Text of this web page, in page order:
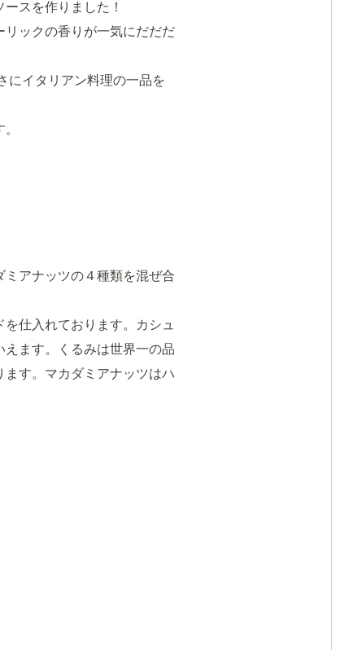
スを作りました！
ックの香りが一気にだだだ
にイタリアン料理の一品を
アナッツの４種類を混ぜ合
仕入れております。カシュ
ます。くるみは世界一の品
す。マカダミアナッツはハ